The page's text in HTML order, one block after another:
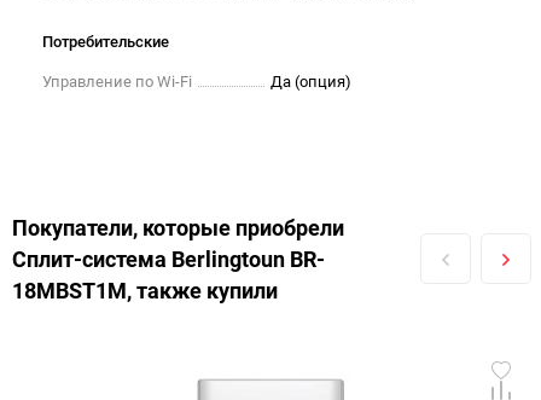
Потребительские
Управление по Wi-Fi Да (опция)
Покупатели, которые приобрели
Сплит-система Berlingtoun BR-
18MBST1M, также купили